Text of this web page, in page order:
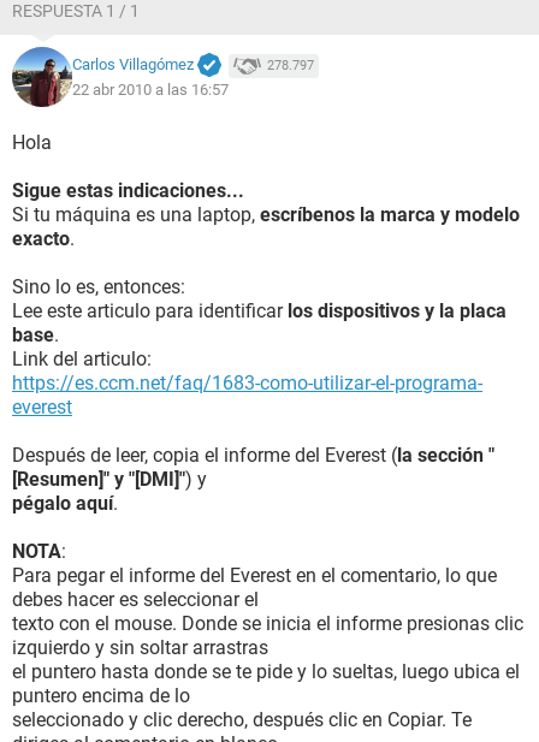
RESPUESTA 1 / 1
Carlos Villagómez 278.797
22 abr 2010 a las 16:57
Hola
Sigue estas indicaciones...
Si tu máquina es una laptop, escríbenos la marca y modelo
exacto.
Sino lo es, entonces:
Lee este articulo para identificar los dispositivos y la placa
base.
Link del articulo:
https://es.ccm.net/faq/1683-como-utilizar-el-programa-
everest
Después de leer, copia el informe del Everest (la sección "
[Resumen]" y "[DMI]") y
pégalo aquí.
NOTA:
Para pegar el informe del Everest en el comentario, lo que
debes hacer es seleccionar el
texto con el mouse. Donde se inicia el informe presionas clic
izquierdo y sin soltar arrastras
el puntero hasta donde se te pide y lo sueltas, luego ubica el
puntero encima de lo
seleccionado y clic derecho, después clic en Copiar. Te